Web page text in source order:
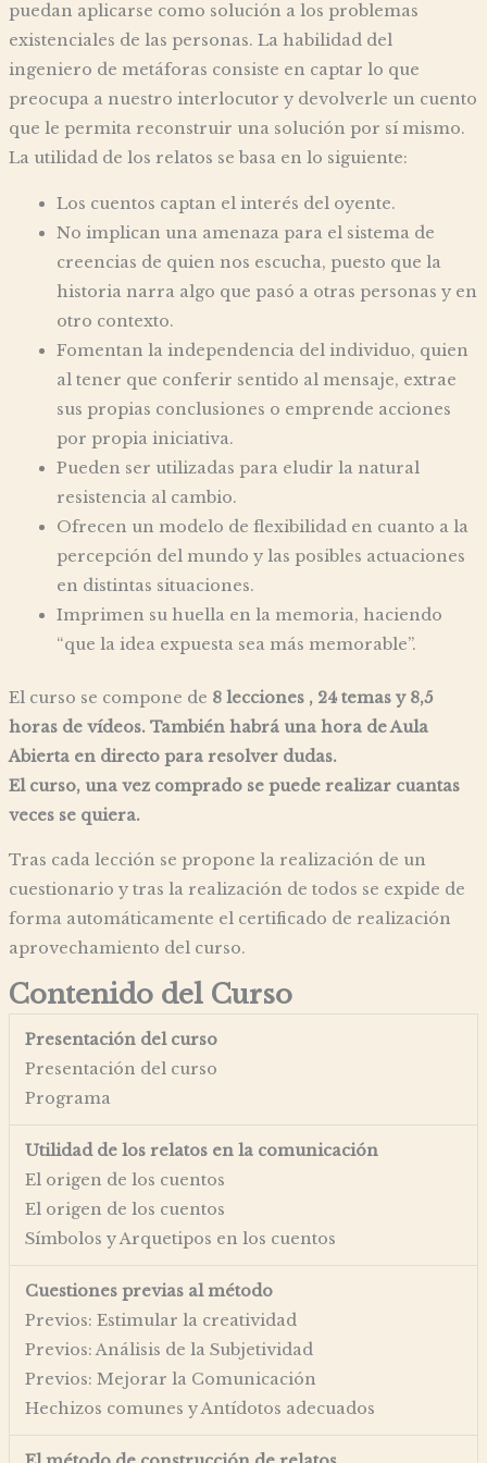
puedan aplicarse como solución a los problemas
existenciales de las personas. La habilidad del
ingeniero de metáforas consiste en captar lo que
preocupa a nuestro interlocutor y devolverle un cuento
que le permita reconstruir una solución por sí mismo.
La utilidad de los relatos se basa en lo siguiente:
Los cuentos captan el interés del oyente.
No implican una amenaza para el sistema de
creencias de quien nos escucha, puesto que la
historia narra algo que pasó a otras personas y en
otro contexto.
Fomentan la independencia del individuo, quien
al tener que conferir sentido al mensaje, extrae
sus propias conclusiones o emprende acciones
por propia iniciativa.
Pueden ser utilizadas para eludir la natural
resistencia al cambio.
Ofrecen un modelo de flexibilidad en cuanto a la
percepción del mundo y las posibles actuaciones
en distintas situaciones.
Imprimen su huella en la memoria, haciendo
“que la idea expuesta sea más memorable”.
El curso se compone de 8 lecciones , 24 temas y 8,5
horas de vídeos. También habrá una hora de Aula
Abierta en directo para resolver dudas.
El curso, una vez comprado se puede realizar cuantas
veces se quiera.
Tras cada lección se propone la realización de un
cuestionario y tras la realización de todos se expide de
forma automáticamente el certificado de realización
aprovechamiento del curso.
Contenido del Curso
Presentación del curso
Presentación del curso
Programa
Utilidad de los relatos en la comunicación
El origen de los cuentos
El origen de los cuentos
Símbolos y Arquetipos en los cuentos
Cuestiones previas al método
Previos: Estimular la creatividad
Previos: Análisis de la Subjetividad
Previos: Mejorar la Comunicación
Hechizos comunes y Antídotos adecuados